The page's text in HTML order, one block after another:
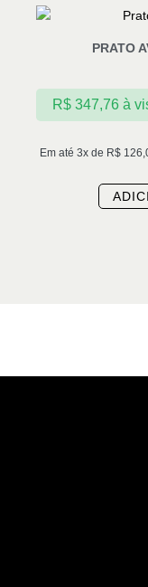
PRATO
Em até 3x de R$
R$347,76 à